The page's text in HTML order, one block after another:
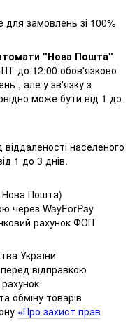
замовлень зі 100%
"Нова Пошта"
до 12:00 обов'язково
, але у зв'язку з
може бути від 1 до
населеного
1 до 3 днів.
Нова Пошта)
через WayForPay
рахунок ФОП
України
відправкою
обміну товарів
«Про захист прав